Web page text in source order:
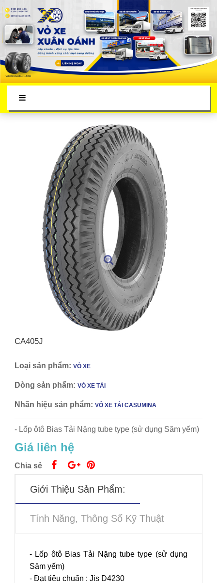
CA405J
Loại sản phẩm: VỎ XE
Dòng sản phẩm: VỎ XE TẢI
Nhãn hiệu sản phẩm: VỎ XE TẢI CASUMINA
- Lốp ôtô Bias Tải Nặng tube type (sử dụng Săm yếm)
Giá liên hệ
Chia sẻ
Giới Thiệu Sản Phẩm:
Tính Năng, Thông Số Kỹ Thuật
- Lốp ôtô Bias Tải Nặng tube type (sử dụng
Săm yếm)
- Đạt tiêu chuẩn : Jis D4230